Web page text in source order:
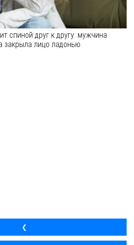
спиной друг к другу: мужчина
закрыла лицо ладонью.
❮